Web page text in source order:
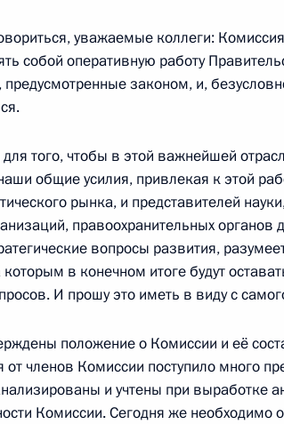
отчёт о совещании по вопросам
на Кубани
Москва
суббота
МЧС Владимиром Пучковым и
Олегом Говоруном
в связи с наводнением на
уважаемые коллеги:
собой оперативную работу
законом, и,
того, чтобы в этой важнейшей
общие усилия, привлекая к этой
рынка, и представителей
правоохранительных органов
вопросы развития,
в конечном итоге будут
И прошу это иметь в виду с
положение о Комиссии и её
от членов Комиссии поступило много
и учтены при выработке
Комиссии. Сегодня же необходимо